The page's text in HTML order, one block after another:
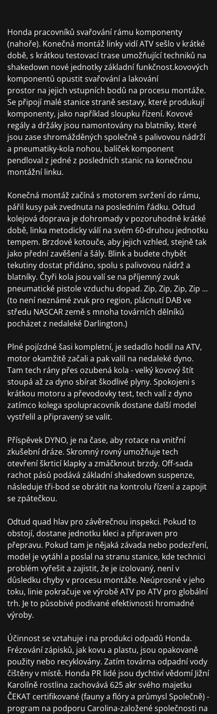
Honda pracovníků svařování rámu komponenty
(nahoře). Konečná montáž linky vidí ATV sešlo v krátké
době, s krátkou testovací trase umožňující techniků na
shakedown nové jednotky základní funkčnost.kovových
komponentů opustit svařování a lakování
prostor na jejich vstupních bodů na procesu montáže.
Se připojí malé stanice straně sestavy, které produkují
komponenty, jako například sloupku řízení. Kovové
regály a držáky jsou namontovány na blatníky, které
jsou zase shromážděných společně s palivovou nádrží
a pneumatiky-kola nohou, balíček komponent
pendloval z jedné z posledních stanic na konečnou
montážní linku.
Konečná montáž začíná s motorem svržení do rámu,
pářil kusy pak zvednuta na posledním řádku. Odtud
kolejová doprava je dohromady v pozoruhodně krátké
době, linka metodicky válí na svém 60-druhou jednotku
tempem. Brzdové kotouče, aby jejich vzhled, stejně tak
jako přední zavěšení a šály. Blink a budete chybět
tekutiny dostat přidáno, spolu s palivovou nádrž a
blatníky. Čtyři kola jsou valí se na příjemný zvuk
pneumatické pistole vzduchu dopad. Zip, Zip, Zip, Zip ...
(to není neznámé zvuk pro region, plácnutí DAB ve
středu NASCAR země s mnoha továrních dělníků
pocházet z nedaleké Darlington.)
Plné pojízdné šasi kompletní, je sedadlo hodil na ATV,
motor okamžitě začali a pak valil na nedaleké dyno.
Tam tech rány přes ozubená kola - velký kovový štít
stoupá až za dyno sbírat škodlivé plyny. Spokojeni s
krátkou motoru a převodovky test, tech valí z dyno
zatímco kolega spolupracovník dostane další model
vystřelil a připravený se valit.
Příspěvek DYNO, je na čase, aby rotace na vnitřní
zkušební dráze. Skromný rovný umožňuje tech
otevření škrticí klapky a zmáčknout brzdy. Off-sada
rachot pásů podává základní shakedown suspenze,
následuje tři-bod se obrátit na kontrolu řízení a zapojit
se zpátečkou.
Odtud quad hlav pro závěrečnou inspekci. Pokud to
obstojí, dostane jednotku kleci a připraven pro
přepravu. Pokud tam je nějaká závada nebo podezření,
model je vytáhl a poslal na stranu stanice, kde technici
problém vyřešit a zajistit, že je izolovaný, není v
důsledku chyby v procesu montáže. Neúprosné v jeho
toku, linie pokračuje ve výrobě ATV po ATV pro globální
trh. Je to působivé podívané efektivnosti hromadné
výroby.
Účinnost se vztahuje i na produkci odpadů Honda.
Frézování zápisků, jak kovu a plastu, jsou opakovaně
použity nebo recyklovány. Zatím továrna odpadní vody
čištěny v místě. Honda PR lidé jsou dychtiví vědomí Jižní
Karolíně rostlina zachovává 625 akr svého majetku
ČEKAT certifikované (fauny a flóry a průmysl Společně) -
program na podporu Carolina-založené společnosti na